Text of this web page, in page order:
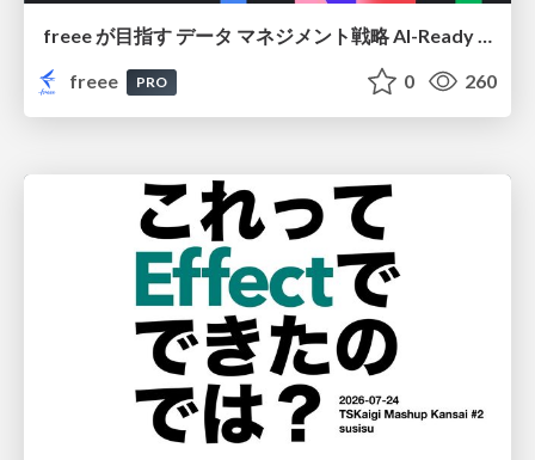
freee が目指す データ マネジメント戦略 AI-Ready 時代を支える 攻めのガバナンスとは
freee
PRO 0 260